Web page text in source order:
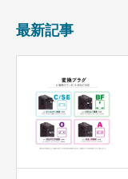
最新記事